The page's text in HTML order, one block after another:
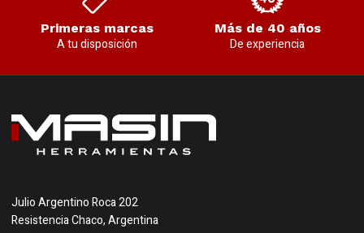
Primeras marcas
A tu disposición
Más de 40 años
De experiencia
Julio Argentino Roca 202
Resistencia Chaco, Argentina